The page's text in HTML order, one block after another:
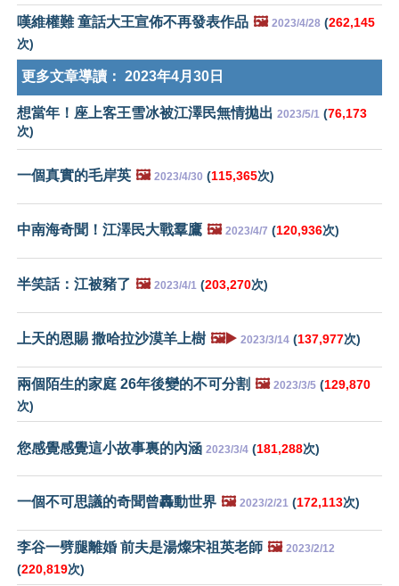
嘆維權難 童話大王宣佈不再發表作品 🖼️ 2023/4/28 (262,145
次)
更多文章導讀： 2023年4月30日
想當年！座上客王雪冰被江澤民無情拋出 2023/5/1 (76,173
次)
一個真實的毛岸英 🖼️ 2023/4/30 (115,365次)
中南海奇聞！江澤民大戰羣鷹 🖼️ 2023/4/7 (120,936次)
半笑話：江被豬了 🖼️ 2023/4/1 (203,270次)
上天的恩賜 撒哈拉沙漠羊上樹 🖼️▶️ 2023/3/14 (137,977次)
兩個陌生的家庭 26年後變的不可分割 🖼️ 2023/3/5 (129,870
次)
您感覺感覺這小故事裏的內涵 2023/3/4 (181,288次)
一個不可思議的奇聞曾轟動世界 🖼️ 2023/2/21 (172,113次)
李谷一劈腿離婚 前夫是湯燦宋祖英老師 🖼️ 2023/2/12
(220,819次)